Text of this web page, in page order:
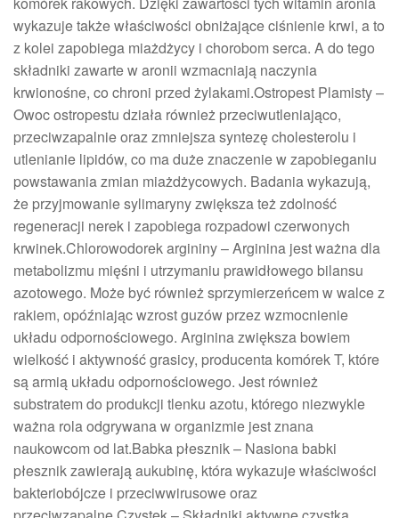
wykazuje także właściwości obniżające ciśnienie krwi, a to
z kolei zapobiega miażdżycy i chorobom serca. A do tego
składniki zawarte w aronii wzmacniają naczynia
krwionośne, co chroni przed żylakami.Ostropest Plamisty –
Owoc ostropestu działa również przeciwutleniająco,
przeciwzapalnie oraz zmniejsza syntezę cholesterolu i
utlenianie lipidów, co ma duże znaczenie w zapobieganiu
powstawania zmian miażdżycowych. Badania wykazują,
że przyjmowanie sylimaryny zwiększa też zdolność
regeneracji nerek i zapobiega rozpadowi czerwonych
krwinek.Chlorowodorek argininy – Arginina jest ważna dla
metabolizmu mięśni i utrzymaniu prawidłowego bilansu
azotowego. Może być również sprzymierzeńcem w walce z
rakiem, opóźniając wzrost guzów przez wzmocnienie
układu odpornościowego. Arginina zwiększa bowiem
wielkość i aktywność grasicy, producenta komórek T, które
są armią układu odpornościowego. Jest również
substratem do produkcji tlenku azotu, którego niezwykle
ważna rola odgrywana w organizmie jest znana
naukowcom od lat.Babka płesznik – Nasiona babki
płesznik zawierają aukubinę, która wykazuje właściwości
bakteriobójcze i przeciwwirusowe oraz